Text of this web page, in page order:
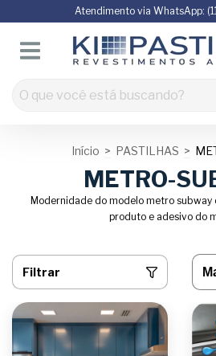
Atendimento via WhatsApp:
Início > PASTILHAS >
METRO-
Modernidade do modelo metro
produto e adesivo do
Filtrar